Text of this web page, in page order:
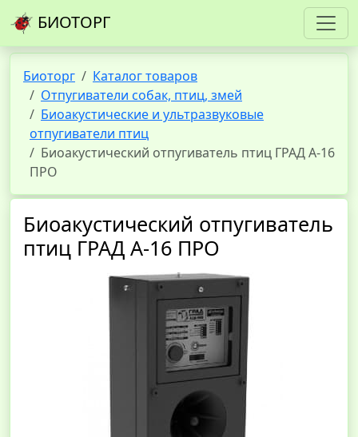
БИОТОРГ
Биоторг
Каталог товаров
Отпугиватели собак, птиц, змей
Биоакустические и ультразвуковые
отпугиватели птиц
Биоакустический отпугиватель птиц ГРАД А-16
ПРО
Биоакустический отпугиватель
птиц ГРАД А-16 ПРО